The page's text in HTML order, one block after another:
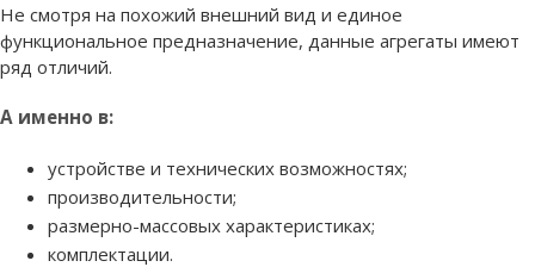
Не смотря на похожий внешний вид и единое
функциональное предназначение, данные агрегаты имеют
ряд отличий.
А именно в:
устройстве и технических возможностях;
производительности;
размерно-массовых характеристиках;
комплектации.